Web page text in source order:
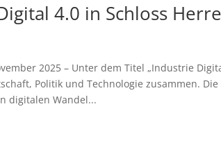
4.0 in Schloss
2025 – Unter dem Titel „Industrie
Politik und Technologie zusammen.
digitalen Wandel...